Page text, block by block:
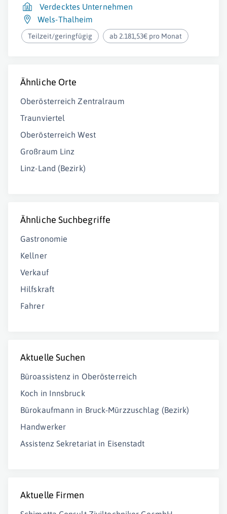
Verdecktes Unternehmen
Wels-Thalheim
Teilzeit/geringfügig ab 2.181,53€ pro Monat
Ähnliche Orte
Oberösterreich Zentralraum
Traunviertel
Oberösterreich West
Großraum Linz
Linz-Land (Bezirk)
Ähnliche Suchbegriffe
Gastronomie
Kellner
Verkauf
Hilfskraft
Fahrer
Aktuelle Suchen
Büroassistenz in Oberösterreich
Koch in Innsbruck
Bürokaufmann in Bruck-Mürzzuschlag (Bezirk)
Handwerker
Assistenz Sekretariat in Eisenstadt
Aktuelle Firmen